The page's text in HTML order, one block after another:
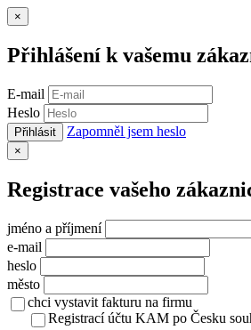
×
Přihlášení k vašemu
E-mail
Heslo
Přihlásit Zapomněl jsem heslo
×
Registrace vašeho
jméno a příjmení
e-mail
heslo
město
chci vystavit fakturu na firmu
Registrací účtu KAM po Česku